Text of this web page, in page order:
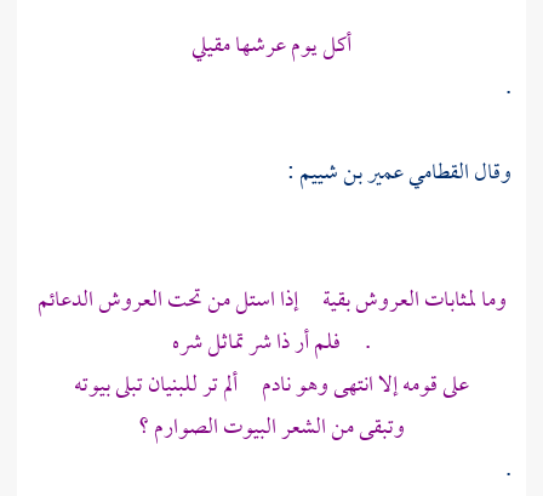
أكل يوم عرشها مقيلي
.
وقالالقطامي عمير بن شييم:
وما لمثابات العروش بقية إذا استل من تحت العروش الدعائم
. فلم أر ذا شر تماثل شره
على قومه إلا انتهى وهو نادم ألم تر للبنيان تبلى بيوته
وتبقى من الشعر البيوت الصوارم ؟
.